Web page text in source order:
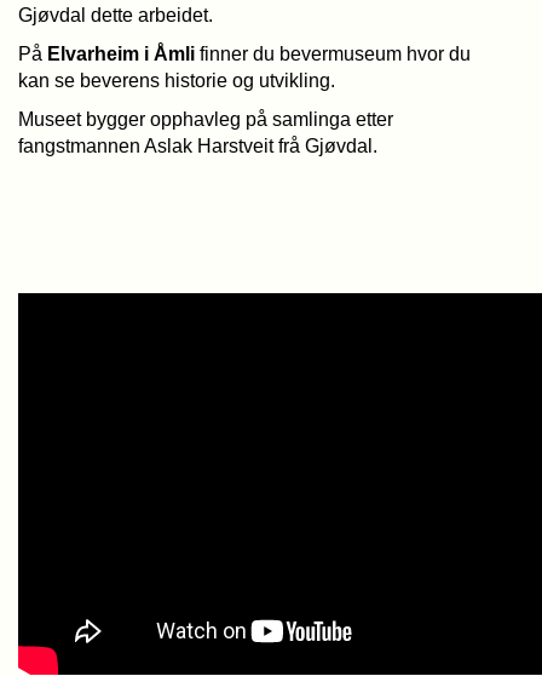
Gjøvdal dette arbeidet.
På Elvarheim i Åmli finner du bevermuseum hvor du
kan se beverens historie og utvikling.
Museet bygger opphavleg på samlinga etter
fangstmannen Aslak Harstveit frå Gjøvdal.